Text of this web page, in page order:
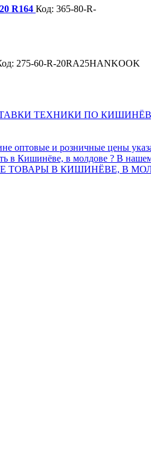
R164 Код: 365-80-R-
275-60-R-20RA25HANKOOK
ТЕХНИКИ ПО
оптовые и розничные цены
в Кишинёве, в молдове ? В
В КИШИНЁВЕ, В